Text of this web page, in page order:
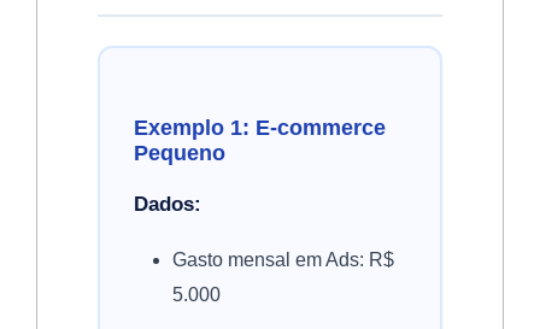
Exemplo 1: E-commerce
Pequeno
Dados:
Gasto mensal em Ads: R$
5.000